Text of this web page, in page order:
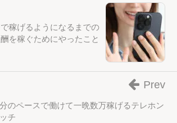
稼げるようになるまでの
を稼ぐためにやったこと
のペースで働けて一晩数万稼げるテレホン
チ
Prev